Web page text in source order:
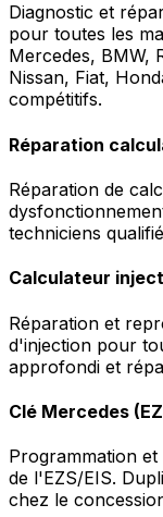
Diagnostic et
pour toutes les
Mercedes, BMW,
Nissan, Fiat,
compétitifs.
Réparation
Réparation de
techniciens
Calculateur
Réparation et
d'injection pour
approfondi et
Clé Mercedes
Programmation
de l'EZS/EIS.
chez le